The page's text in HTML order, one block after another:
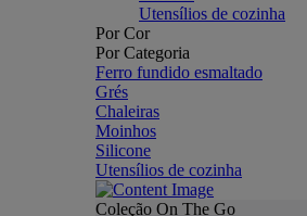
Utensílios de cozinha
Por Cor
Por Categoria
Ferro fundido esmaltado
Grés
Chaleiras
Moinhos
Silicone
Utensílios de cozinha
Coleção On The Go